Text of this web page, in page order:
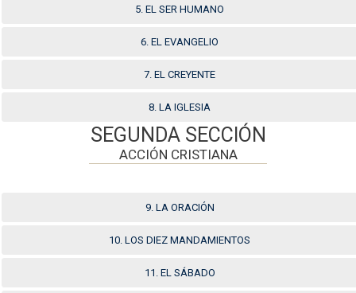
5. EL SER HUMANO
6. EL EVANGELIO
7. EL CREYENTE
8. LA IGLESIA
SEGUNDA SECCIÓN
ACCIÓN CRISTIANA
9. LA ORACIÓN
10. LOS DIEZ MANDAMIENTOS
11. EL SÁBADO